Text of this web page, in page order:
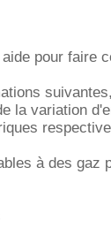
pour faire
la variation
à des gaz